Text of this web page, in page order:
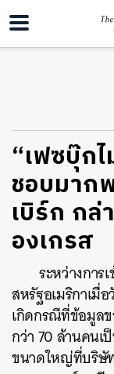
“เฟซบุ๊ก
ชอบมาก
เบิร์ก ก
องเกรส
ระหว่างการ
สหรัฐอเมริกาเมื่
เกิดกรณีที่ข้อมูล
กว่า 70 ล้านคนเ
ขนาดใหญ่ที่บริษั